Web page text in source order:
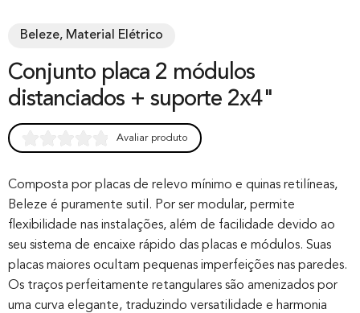
Beleze, Material Elétrico
Conjunto placa 2 módulos
distanciados + suporte 2x4"
out of 0
based on
customer
rating
Avaliar produto
Composta por placas de relevo mínimo e quinas retilíneas,
Beleze é puramente sutil. Por ser modular, permite
flexibilidade nas instalações, além de facilidade devido ao
seu sistema de encaixe rápido das placas e módulos. Suas
placas maiores ocultam pequenas imperfeições nas paredes.
Os traços perfeitamente retangulares são amenizados por
uma curva elegante, traduzindo versatilidade e harmonia